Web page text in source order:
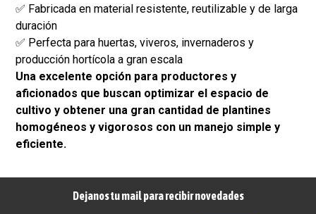
✅ Fabricada en material resistente, reutilizable y de larga
duración
✅ Perfecta para huertas, viveros, invernaderos y
producción hortícola a gran escala
Una excelente opción para productores y
aficionados que buscan optimizar el espacio de
cultivo y obtener una gran cantidad de plantines
homogéneos y vigorosos con un manejo simple y
eficiente.
Dejanos tu mail para recibir novedades